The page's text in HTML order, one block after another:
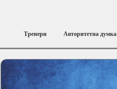
Тренери Авторитетна думка